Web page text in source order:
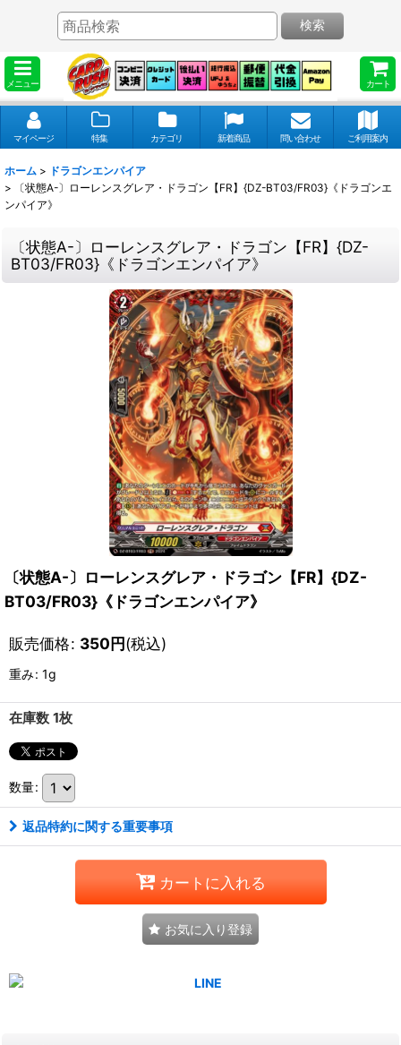
メニュー カート
検索
マイページ 特集 カテゴリ 新着商品 問い合わせ ご利用案内
ホーム > ドラゴンエンパイア
>
〔状態A-〕ローレンスグレア・ドラゴン【FR】{DZ-BT03/FR03}《ドラゴンエ
ンパイア》
〔状態A-〕ローレンスグレア・ドラゴン【FR】{DZ-
BT03/FR03}《ドラゴンエンパイア》
〔状態A-〕ローレンスグレア・ドラゴン【FR】{DZ-
BT03/FR03}《ドラゴンエンパイア》
販売価格: 350円(税込)
重み: 1g
在庫数 1枚
数量:
返品特約に関する重要事項
カートに入れる
お気に入り登録